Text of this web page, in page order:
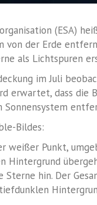
(ESA)
von der Erde
als Lichtspuren
im Juli
erwartet, dass die
Sonnensystem
Bildes:
weißer Punkt,
Hintergrund
hin. Der